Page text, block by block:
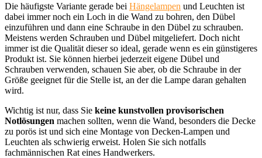
Die häufigste Variante gerade bei Hängelampen und Leuchten ist
dabei immer noch ein Loch in die Wand zu bohren, den Dübel
einzuführen und dann eine Schraube in den Dübel zu schrauben.
Meistens werden Schrauben und Dübel mitgeliefert. Doch nicht
immer ist die Qualität dieser so ideal, gerade wenn es ein günstigeres
Produkt ist. Sie können hierbei jederzeit eigene Dübel und
Schrauben verwenden, schauen Sie aber, ob die Schraube in der
Größe geeignet für die Stelle ist, an der die Lampe daran gehalten
wird.
Wichtig ist nur, dass Sie keine kunstvollen provisorischen
Notlösungen machen sollten, wenn die Wand, besonders die Decke
zu porös ist und sich eine Montage von Decken-Lampen und
Leuchten als schwierig erweist. Holen Sie sich notfalls
fachmännischen Rat eines Handwerkers.